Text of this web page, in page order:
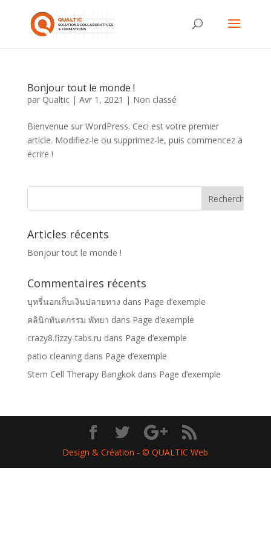
Bonjour tout le monde !
par Qualtic| Avr 1, 2021 | Non classé
Bienvenue sur WordPress. Ceci est votre premier
article. Modifiez-le ou supprimez-le, puis commencez à
écrire !
Articles récents
Bonjour tout le monde !
Commentaires récents
บุหรี่นอกเก็บเงินปลายทาง dans Page d’exemple
คลินิกทันตกรรม พัทยา dans Page d’exemple
crazy8.fizzy-tabs.ru dans Page d’exemple
patio cleaningdans Page d’exemple
Stem Cell Therapy Bangkokdans Page d’exemple
Design & Création - © QUALTIC Web